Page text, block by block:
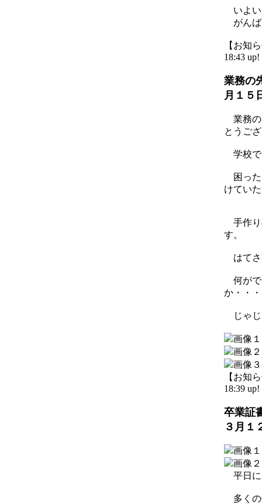
いよい
がんば
【お知
18:43 up!
業務
月１５
業務の
とうご
学校で
困った
けてい
手作り
す。
はてさ
何がで
か・・
じゃ
【お知
18:39 up!
卒業証
３月１
平日に
多くの